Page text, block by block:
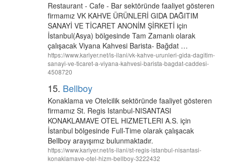
Restaurant - Cafe - Bar sektöründe faaliyet gösteren
firmamız VK KAHVE ÜRÜNLERİ GIDA DAĞITIM
SANAYİ VE TİCARET ANONİM ŞİRKETİ için
İstanbul(Asya) bölgesinde Tam Zamanlı olarak
çalışacak Viyana Kahvesi Barista- Bağdat …
https://www.kariyer.net/is-ilani/vk-kahve-urunleri-gida-dagitim-
sanayi-ve-ticaret-a-viyana-kahvesi-barista-bagdat-caddesi-
4508720
15. Bellboy
Konaklama ve Otelcilik sektöründe faaliyet gösteren
firmamız St. Regis Istanbul-NISANTASI
KONAKLAMAVE OTEL HIZMETLERI A.S. için
İstanbul bölgesinde Full-Time olarak çalışacak
Bellboy arayışımız bulunmaktadır.
https://www.kariyer.net/is-ilani/st-regis-istanbul-nisantasi-
konaklamave-otel-hizm-bellboy-3222432